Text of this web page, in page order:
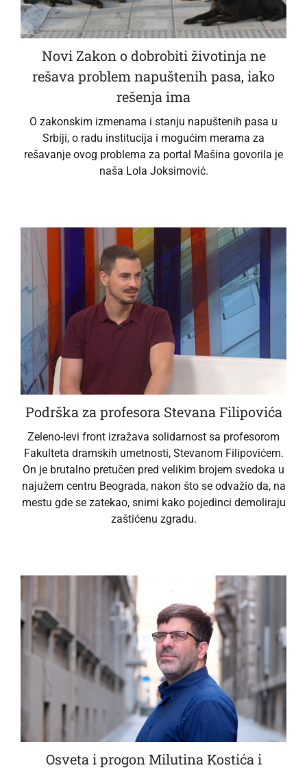
Novi Zakon o dobrobiti životinja ne
rešava problem napuštenih pasa, iako
rešenja ima
O zakonskim izmenama i stanju napuštenih pasa u
Srbiji, o radu institucija i mogućim merama za
rešavanje ovog problema za portal Mašina govorila je
naša Lola Joksimović.
Podrška za profesora Stevana Filipovića
Zeleno-levi front izražava solidarnost sa profesorom
Fakulteta dramskih umetnosti, Stevanom Filipovićem.
On je brutalno pretučen pred velikim brojem svedoka u
najužem centru Beograda, nakon što se odvažio da, na
mestu gde se zatekao, snimi kako pojedinci demoliraju
zaštićenu zgradu.
Osveta i progon Milutina Kostića i